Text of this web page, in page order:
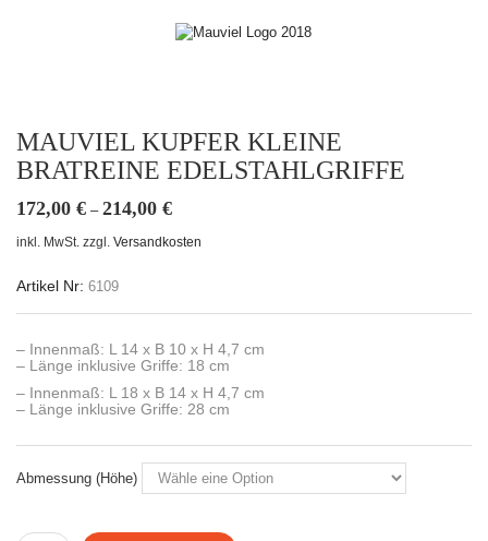
MAUVIEL KUPFER KLEINE
BRATREINE EDELSTAHLGRIFFE
172,00 € – 214,00 €
inkl. MwSt. zzgl. Versandkosten
Artikel Nr: 6109
– Innenmaß: L 14 x B 10 x H 4,7 cm
– Länge inklusive Griffe: 18 cm
– Innenmaß: L 18 x B 14 x H 4,7 cm
– Länge inklusive Griffe: 28 cm
Abmessung (Höhe)